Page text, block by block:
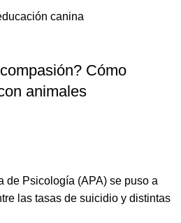
Cómo
animales
de Psicología (APA) se puso a
las tasas de suicidio y distintas